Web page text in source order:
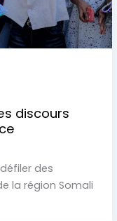
discours
des
la région Somali